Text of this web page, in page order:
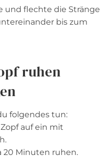
und flechte die Stränge
bis zum
ruhen
folgendes tun:
auf ein mit
20 Minuten ruhen.